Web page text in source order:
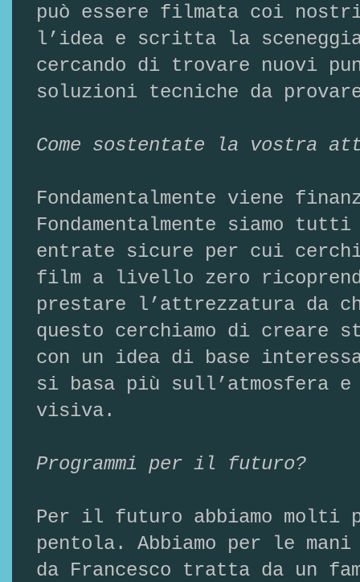
può essere filmata coi
l’idea e scritta la
cercando di trovare nuovi
soluzioni tecniche da
Come sostentate la vostra
Fondamentalmente viene
Fondamentalmente siamo
entrate sicure per cui
film a livello zero
prestare l’attrezzatura da
questo cerchiamo di creare
con un idea di base
si basa più sull’atmosfera
visiva.
Programmi per il futuro?
Per il futuro abbiamo molti
pentola. Abbiamo per le
da Francesco tratta da un